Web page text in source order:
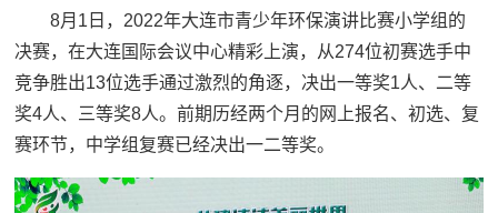
8月1日，2022年大连市青少年环保演讲比赛小学组的
决赛，在大连国际会议中心精彩上演，从274位初赛选手中
竞争胜出13位选手通过激烈的角逐，决出一等奖1人、二等
奖4人、三等奖8人。前期历经两个月的网上报名、初选、复
赛环节，中学组复赛已经决出一二等奖。